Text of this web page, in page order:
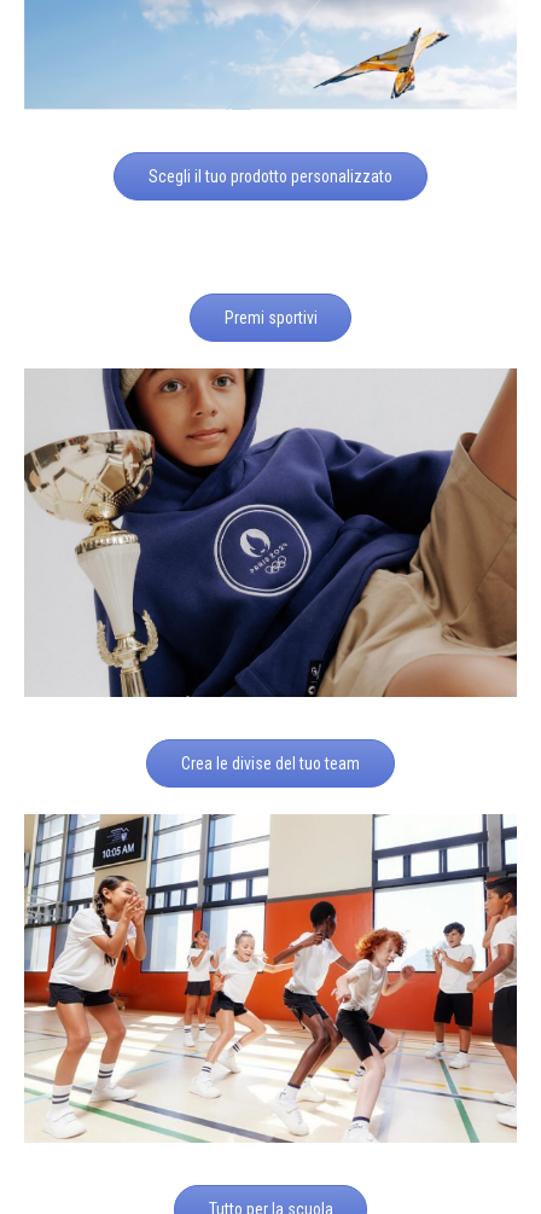
Scegli il tuo prodotto personalizzato
Premi sportivi
Crea le divise del tuo team
Tutto per la scuola